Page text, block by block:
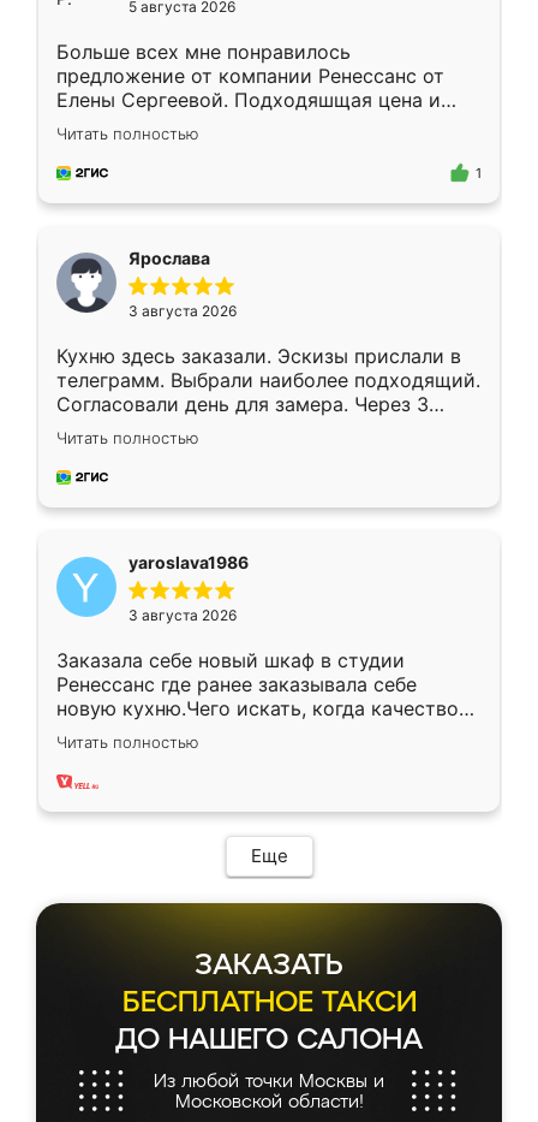
5 августа 2026
Больше всех мне понравилось
предложение от компании Ренессанс от
Елены Сергеевой. Подходяшщая цена и
короткие сроки изготовления. Приехавший
для замера сотрудник Владислав
предложил по моему эскизу самый
Читать полностью
1
Ярослава
3 августа 2026
Кухню здесь заказали. Эскизы прислали в
телеграмм. Выбрали наиболее подходящий.
Согласовали день для замера. Через 3
недели кухня была уже готова. Остались
довольны работой. Спасибо Ренессанс
мебель за качественную работу!
Читать полностью
yaroslava1986
3 августа 2026
Заказала себе новый шкаф в студии
Ренессанс где ранее заказывала себе
новую кухню.Чего искать, когда качеством
вполне довольна. Служит кухня уже почти
два года, нареканий нет.
Читать полностью
Еще
ЗАКАЗАТЬ
БЕСПЛАТНОЕ ТАКСИ
ДО НАШЕГО САЛОНА
Из любой точки Москвы и
Московской области!